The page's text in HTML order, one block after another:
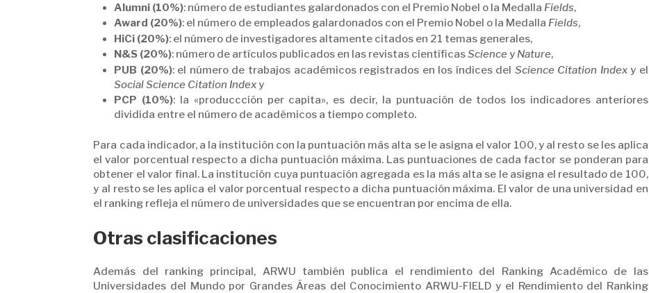
Alumni (10%): número de estudiantes galardonados con el Premio Nobel o la Medalla Fields,
Award (20%): el número de empleados galardonados con el Premio Nobel o la Medalla Fields,
HiCi (20%): el número de investigadores altamente citados en 21 temas generales,
N&S (20%): número de artículos publicados en las revistas científicasScienceyNature,
PUB (20%): el número de trabajos académicos registrados en los índices del Science Citation Indexy el
Social Science Citation Indexy
PCP (10%): la «produccción per capita», es decir, la puntuación de todos los indicadores anteriores
dividida entre el número de académicos a tiempo completo.
Para cada indicador, a la institución con la puntuación más alta se le asigna el valor 100, y al resto se les aplica
el valor porcentual respecto a dicha puntuación máxima. Las puntuaciones de cada factor se ponderan para
obtener el valor final. La institución cuya puntuación agregada es la más alta se le asigna el resultado de 100,
y al resto se les aplica el valor porcentual respecto a dicha puntuación máxima. El valor de una universidad en
el ranking refleja el número de universidades que se encuentran por encima de ella.
Otras clasificaciones
Además del ranking principal, ARWU también publica el rendimiento del Ranking Académico de las
Universidades del Mundo por Grandes Áreas del Conocimiento ARWU-FIELD y el Rendimiento del Ranking